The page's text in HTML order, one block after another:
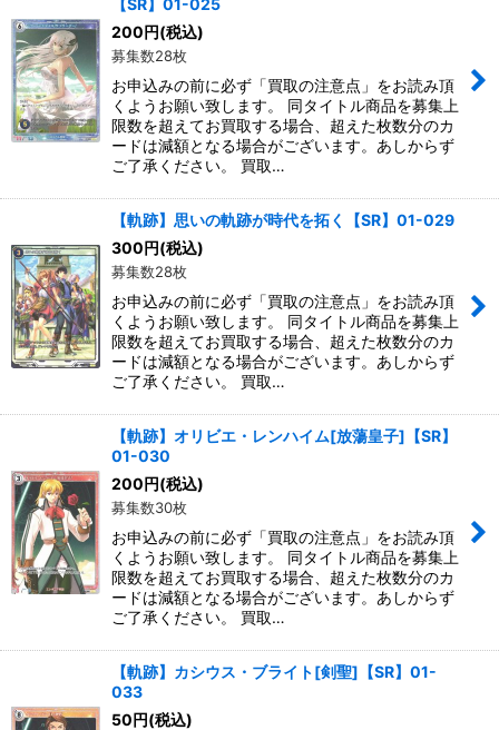
【SR】01-025
200円(税込)
募集数28枚
お申込みの前に必ず「買取の注意点」をお読み頂
くようお願い致します。 同タイトル商品を募集上
限数を超えてお買取する場合、超えた枚数分のカ
ードは減額となる場合がございます。あしからず
ご了承ください。 買取…
【軌跡】思いの軌跡が時代を拓く【SR】01-029
300円(税込)
募集数28枚
お申込みの前に必ず「買取の注意点」をお読み頂
くようお願い致します。 同タイトル商品を募集上
限数を超えてお買取する場合、超えた枚数分のカ
ードは減額となる場合がございます。あしからず
ご了承ください。 買取…
【軌跡】オリビエ・レンハイム[放蕩皇子]【SR】
01-030
200円(税込)
募集数30枚
お申込みの前に必ず「買取の注意点」をお読み頂
くようお願い致します。 同タイトル商品を募集上
限数を超えてお買取する場合、超えた枚数分のカ
ードは減額となる場合がございます。あしからず
ご了承ください。 買取…
【軌跡】カシウス・ブライト[剣聖]【SR】01-
033
50円(税込)